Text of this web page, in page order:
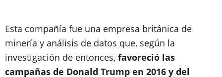
Esta compañía fue una empresa británica de
minería y análisis de datos que, según la
investigación de entonces, favoreció las
campañas de Donald Trump en 2016 y del